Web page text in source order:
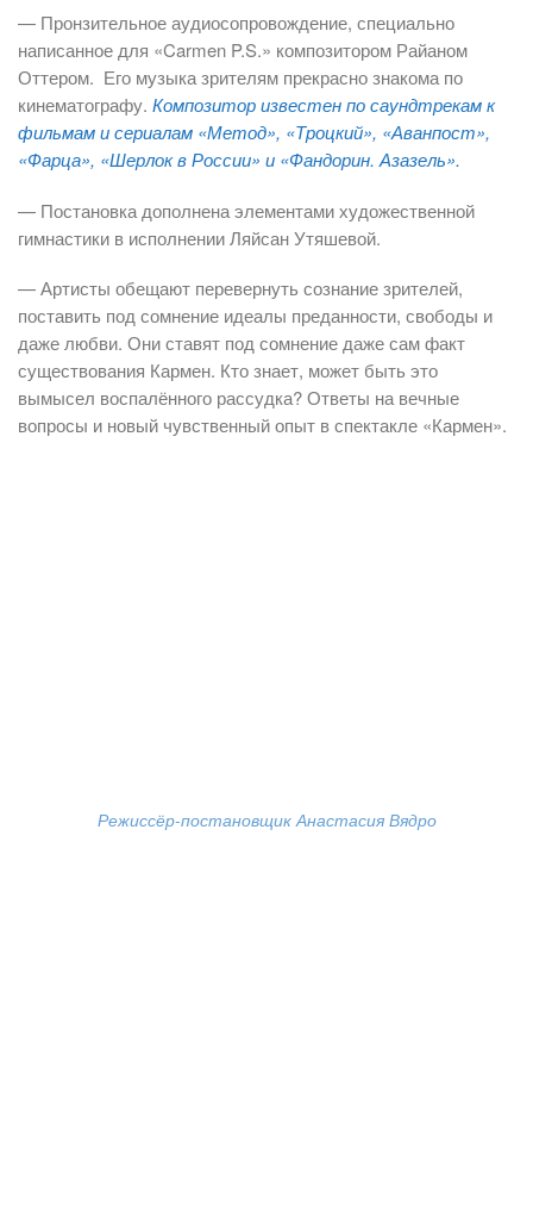
— Пронзительное аудиосопровождение, специально
написанное для «Carmen P.S.» композитором Райаном
Оттером. Его музыка зрителям прекрасно знакома по
кинематографу. Композитор известен по саундтрекам к
фильмам и сериалам «Метод», «Троцкий», «Аванпост»,
«Фарца», «Шерлок в России» и «Фандорин. Азазель».
— Постановка дополнена элементами художественной
гимнастики в исполнении Ляйсан Утяшевой.
— Артисты обещают перевернуть сознание зрителей,
поставить под сомнение идеалы преданности, свободы и
даже любви. Они ставят под сомнение даже сам факт
существования Кармен. Кто знает, может быть это
вымысел воспалённого рассудка? Ответы на вечные
вопросы и новый чувственный опыт в спектакле «Кармен».
Режиссёр-постановщик Анастасия Вядро